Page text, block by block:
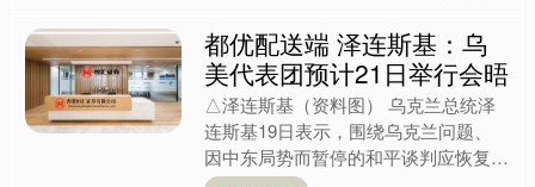
都优配送端 泽连斯基：乌
美代表团预计21日举行会晤
△泽连斯基（资料图） 乌克兰总统泽
连斯基19日表示，围绕乌克兰问题、
因中东局势而暂停的和平谈判应恢复，